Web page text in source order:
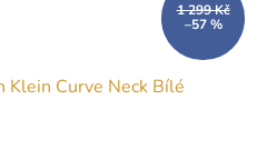
1 299 Kč
–57 %
Klein Curve Neck Bílé